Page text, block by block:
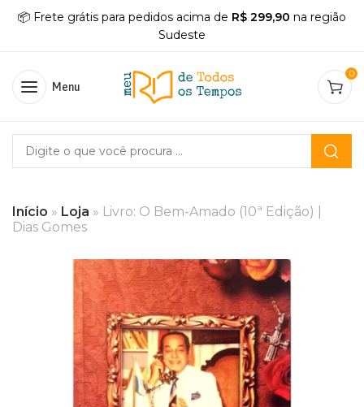
📦 Frete grátis para pedidos acima de R$ 299,90 na região
Sudeste
Menu
0
Início » Loja » Livro: O Bem-Amado (10ª Edição) |
Dias Gomes